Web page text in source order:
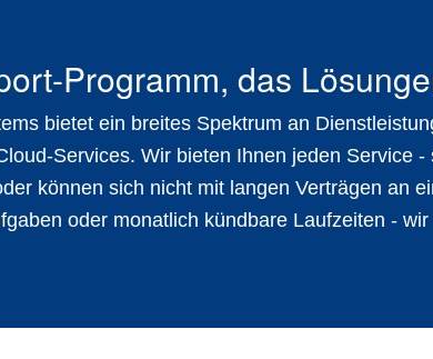
Programm, das
bietet ein breites Spektrum an
Services. Wir bieten Ihnen jeden Service
können sich nicht mit langen Verträgen an
oder monatlich kündbare Laufzeiten -